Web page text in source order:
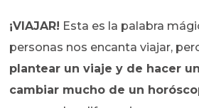
¡VIAJAR! Esta es la palabra
personas nos encanta viajar,
plantear un viaje y de hacer
cambiar mucho de un